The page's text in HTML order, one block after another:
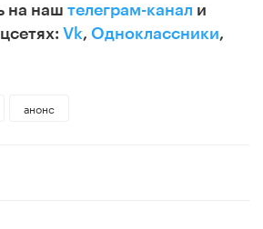
на наш телеграм-канал и
Vk, Одноклассники,
анонс